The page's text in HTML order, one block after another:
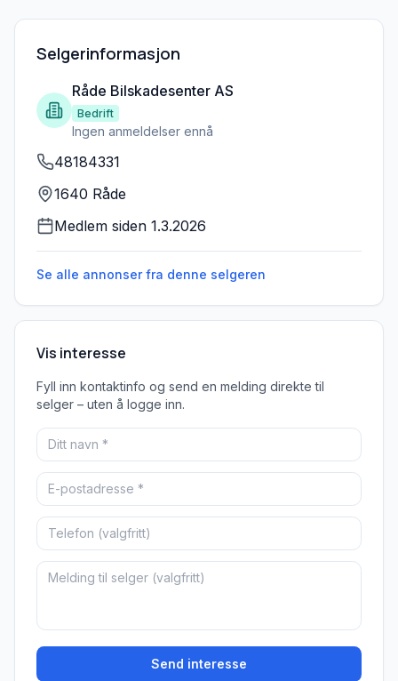
Selgerinformasjon
Råde Bilskadesenter AS
Bedrift
Ingen anmeldelser ennå
48184331
1640 Råde
Medlem siden 1.3.2026
Se alle annonser fra denne selgeren
Vis interesse
Fyll inn kontaktinfo og send en melding direkte til
selger – uten å logge inn.
Send interesse